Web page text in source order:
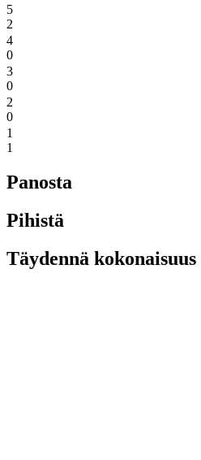
5
2
4
0
3
0
2
0
1
1
Panosta
Pihistä
Täydennä kokonaisuus